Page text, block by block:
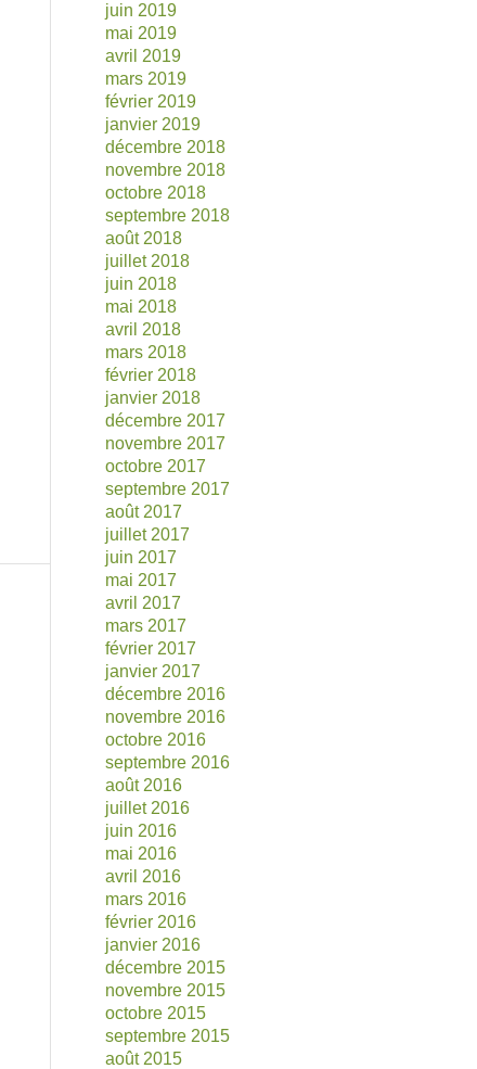
juin 2019
mai 2019
avril 2019
mars 2019
février 2019
janvier 2019
décembre 2018
novembre 2018
octobre 2018
septembre 2018
août 2018
juillet 2018
juin 2018
mai 2018
avril 2018
mars 2018
février 2018
janvier 2018
décembre 2017
novembre 2017
octobre 2017
septembre 2017
août 2017
juillet 2017
juin 2017
mai 2017
avril 2017
mars 2017
février 2017
janvier 2017
décembre 2016
novembre 2016
octobre 2016
septembre 2016
août 2016
juillet 2016
juin 2016
mai 2016
avril 2016
mars 2016
février 2016
janvier 2016
décembre 2015
novembre 2015
octobre 2015
septembre 2015
août 2015